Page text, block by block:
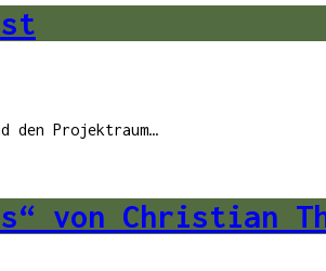
den Projektraum…
von Christian